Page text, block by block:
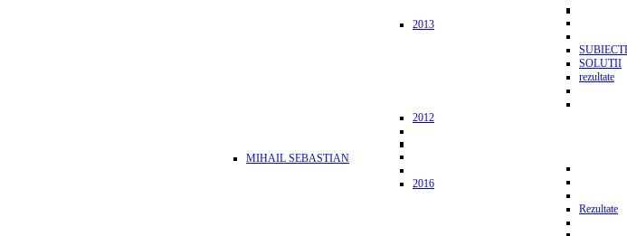
2013
SOLUTII
rezultate
2012
MIHAIL SEBASTIAN
2016
Rezultate